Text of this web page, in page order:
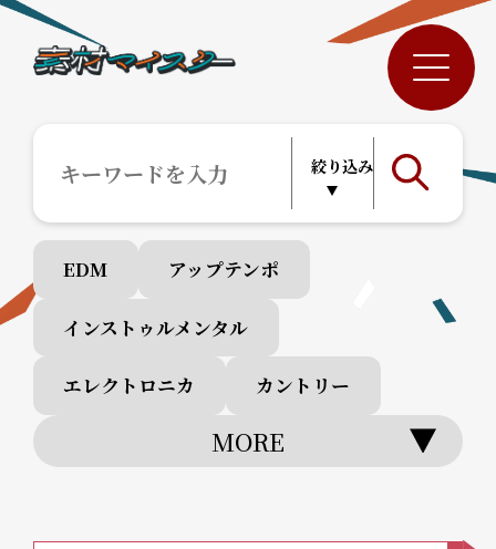
EDM アップテンポ
インストゥルメンタル
エレクトロニカ カントリー
MORE